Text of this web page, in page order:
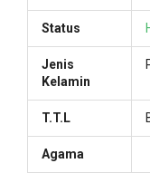
Status
Jenis
Kelamin
T.T.L
Agama